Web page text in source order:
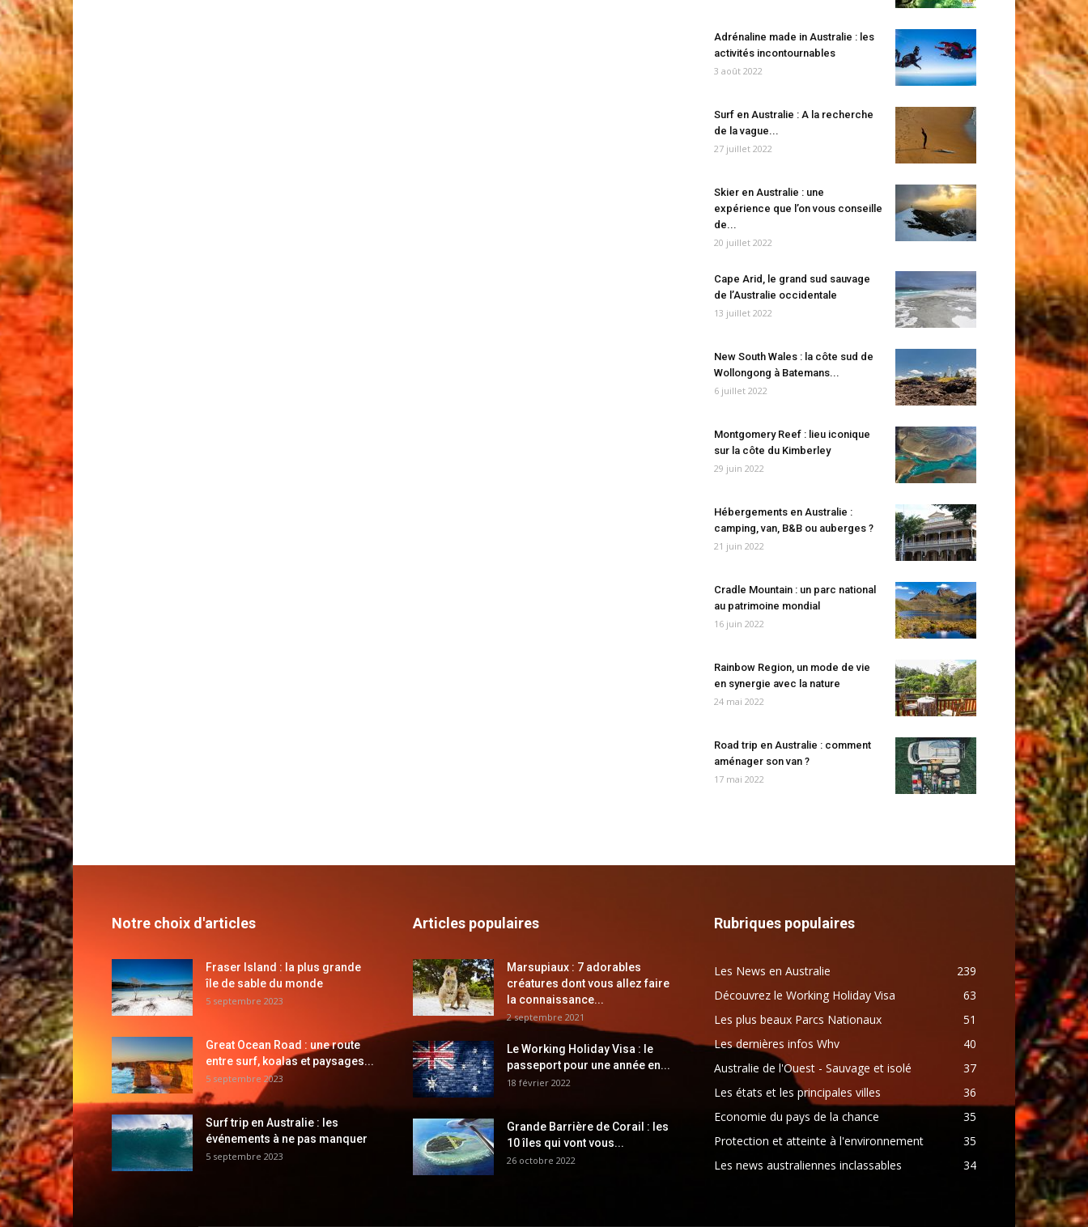
Adrénaline made in Australie : les
activités incontournables
3 août 2022
Surf en Australie : A la recherche
de la vague...
27 juillet 2022
Skier en Australie : une
expérience que l’on vous conseille
de...
20 juillet 2022
Cape Arid, le grand sud sauvage
de l’Australie occidentale
13 juillet 2022
New South Wales : la côte sud de
Wollongong à Batemans...
6 juillet 2022
Montgomery Reef : lieu iconique
sur la côte du Kimberley
29 juin 2022
Hébergements en Australie :
camping, van, B&B ou auberges ?
21 juin 2022
Cradle Mountain : un parc national
au patrimoine mondial
16 juin 2022
Rainbow Region, un mode de vie
en synergie avec la nature
24 mai 2022
Road trip en Australie : comment
aménager son van ?
17 mai 2022
Notre choix d'articles
Fraser Island : la plus grande
île de sable du monde
5 septembre 2023
Great Ocean Road : une route
entre surf, koalas et paysages...
5 septembre 2023
Surf trip en Australie : les
événements à ne pas manquer
5 septembre 2023
Articles populaires
Marsupiaux : 7 adorables
créatures dont vous allez faire
la connaissance...
2 septembre 2021
Le Working Holiday Visa : le
passeport pour une année en...
18 février 2022
Grande Barrière de Corail : les
10 îles qui vont vous...
26 octobre 2022
Rubriques populaires
Les News en Australie
239
Découvrez le Working Holiday Visa
63
Les plus beaux Parcs Nationaux
51
Les dernières infos Whv
40
Australie de l'Ouest - Sauvage et isolé
37
Les états et les principales villes
36
Economie du pays de la chance
35
Protection et atteinte à l'environnement
35
Les news australiennes inclassables
34